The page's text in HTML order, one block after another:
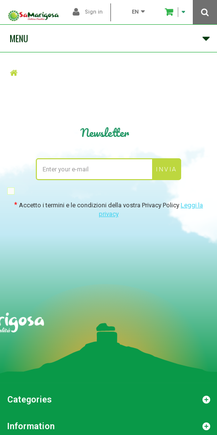
Sign in EN
MENU
Newsletter
Accetto i termini e le condizioni della vostra Privacy Policy Leggi la
privacy
Categories
Information